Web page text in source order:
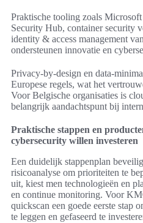
Praktische tooling zoals
Security Hub, container security
identity & access management
ondersteunen innovatie en
Privacy-by-design en data-
Europese regels, wat het
Voor Belgische organisaties is
belangrijk aandachtspunt bij
Praktische stappen en
cybersecurity willen investeren
Een duidelijk stappenplan
risicoanalyse om prioriteiten te
uit, kiest men technologieën en
en continue monitoring. Voor
quickscan een goede eerste stap
te leggen en gefaseerd te